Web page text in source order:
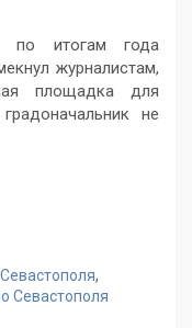
по итогам года
журналистам,
площадка для
не
,
Севастополя